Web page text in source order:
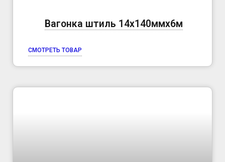
Вагонка штиль 14х140ммх6м
СМОТРЕТЬ ТОВАР